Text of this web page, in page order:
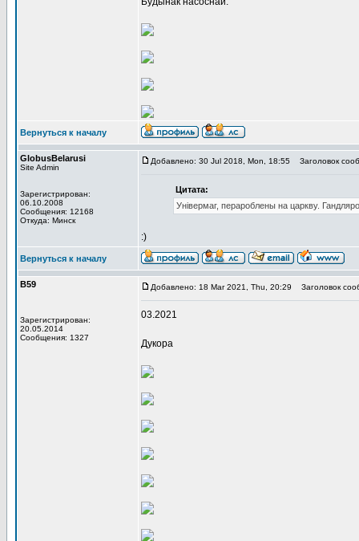
Вернуться к началу
GlobusBelarusi
Site Admin
Зарегистрирован:
06.10.2008
Сообщения: 12168
Откуда: Минск
Добавлено: 30 Jul 2018, Mon, 18:55 Заголовок
Цитата:
Універмаг, перароблены на царкву.
:)
Вернуться к началу
В59
Зарегистрирован:
20.05.2014
Сообщения: 1327
Добавлено: 18 Mar 2021, Thu, 20:29 Заголовок
03.2021
Дукора